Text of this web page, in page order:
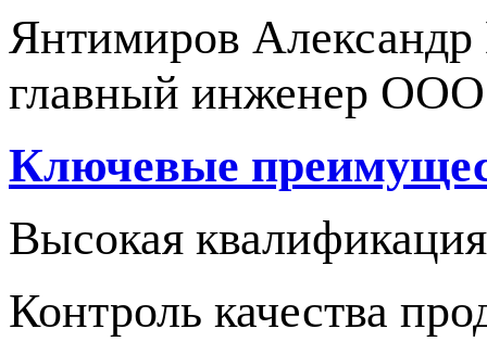
Янтимиров Александр
главный инженер ООО
Ключевые
Высокая
Контроль качества